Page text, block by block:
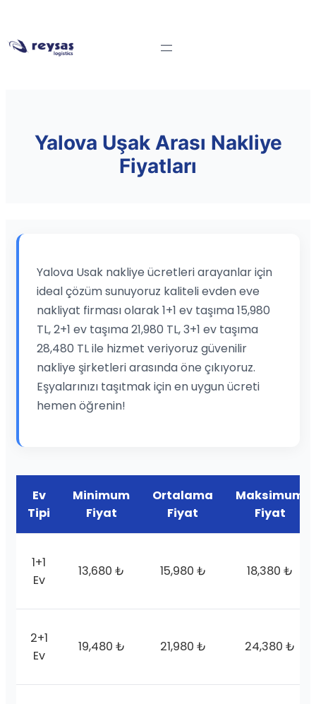
Yalova Uşak Arası Nakliye
Fiyatları
Yalova Usak nakliye ücretleri arayanlar için
ideal çözüm sunuyoruz kaliteli evden eve
nakliyat firması olarak 1+1 ev taşıma 15,980
TL, 2+1 ev taşıma 21,980 TL, 3+1 ev taşıma
28,480 TL ile hizmet veriyoruz güvenilir
nakliye şirketleri arasında öne çıkıyoruz.
Eşyalarınızı taşıtmak için en uygun ücreti
hemen öğrenin!
Ev
Tipi
Minimum
Fiyat
Ortalama
Fiyat
Maksimum
Fiyat
1+1
Ev
13,680 ₺ 15,980 ₺ 18,380 ₺
2+1
Ev
19,480 ₺ 21,980 ₺ 24,380 ₺